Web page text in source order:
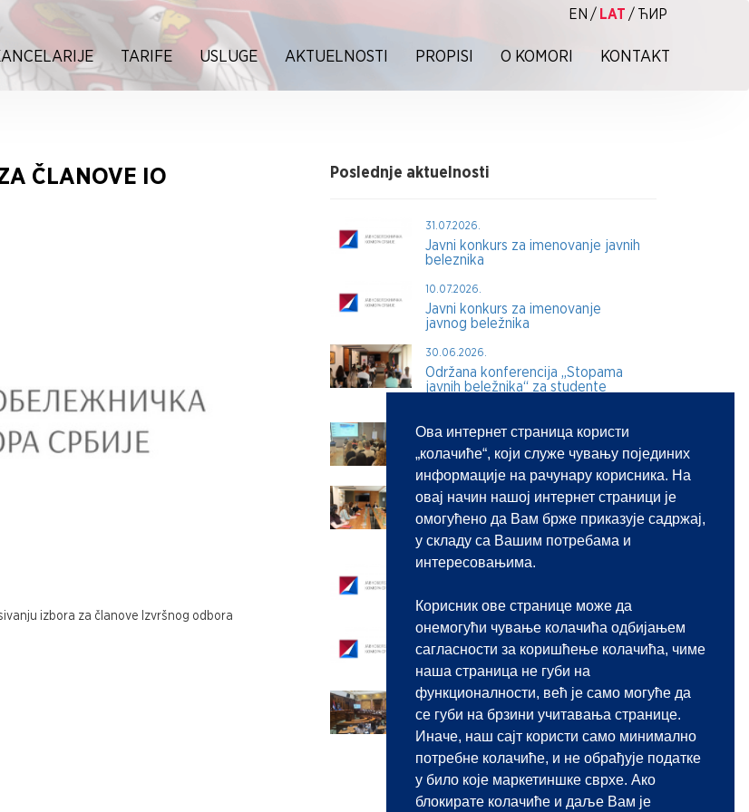
Ова интернет страница користи
„колачиће“, који служе чувању појединих
информације на рачунару корисника. На
овај начин нашој интернет страници је
омогућено да Вам брже приказује садржај,
у складу са Вашим потребама и
интересовањима.
Корисник ове странице може да
онемогући чување колачића одбијањем
сагласности за коришћење колачића, чиме
наша страница не губи на
функционалности, већ је само могуће да
се губи на брзини учитавања странице.
Иначе, наш сајт користи само минимално
потребне колачиће, и не обрађује податке
у било које маркетиншке сврхе. Ако
блокирате колачиће и даље Вам је
EN / LAT / ЋИР
TARIFE USLUGE AKTUELNOSTI PROPISI O KOMORI KONTAKT
ČLANOVE IO
izbora za članove Izvršnog odbora
Poslednje aktuelnosti
31.07.2026.
Javni konkurs za imenovanje javnih
beleznika
10.07.2026.
Javni konkurs za imenovanje
javnog beležnika
30.06.2026.
Održana konferencija „Stopama
javnih beležnika“ za studente
17.06.2026.
Održana obuka za javne beležnike
o sprečavanju pranja novca
11.06.2026.
NOVI MEMORANDUM O
SARADNJI JAVNIH BELEŽNIKA
SRBIJE I FRANCUSKE
22.05.2026.
javnobeležničkog pomoćnika
22.05.2026.
Javni konkurs za imenovanje
javnog beležnika
11.05.2026.
Predstavljanje javnobeležničke
profesije na jubilarnom 10. BEKOP-
u